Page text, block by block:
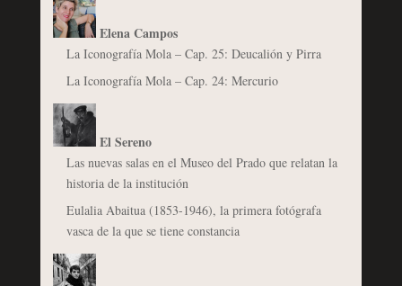
Elena Campos
La Iconografía Mola – Cap. 25: Deucalión y Pirra
La Iconografía Mola – Cap. 24: Mercurio
El Sereno
Las nuevas salas en el Museo del Prado que relatan la
historia de la institución
Eulalia Abaitua (1853-1946), la primera fotógrafa
vasca de la que se tiene constancia